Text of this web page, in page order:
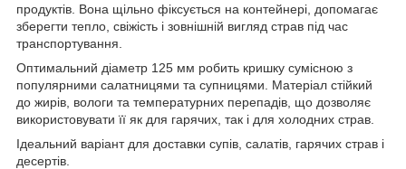
продуктів. Вона щільно фіксується на контейнері, допомагає
зберегти тепло, свіжість і зовнішній вигляд страв під час
транспортування.
Оптимальний діаметр 125 мм робить кришку сумісною з
популярними салатницями та супницями. Матеріал стійкий
до жирів, вологи та температурних перепадів, що дозволяє
використовувати її як для гарячих, так і для холодних страв.
Ідеальний варіант для доставки супів, салатів, гарячих страв і
десертів.